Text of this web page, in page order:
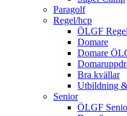
Paragolf
Regel/hcp
ÖLGF
Domare
Domare
Bra kvällar
Utbildning
Senior
ÖLGF